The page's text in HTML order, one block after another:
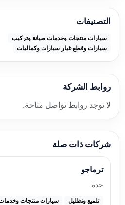
التصنيفات
سيارات منتجات وخدمات صيانة وتركيب
سيارات وقطع غيار سيارات وكماليات
روابط الشركة
لا توجد روابط تواصل متاحة.
شركات ذات صلة
ترماجو
جدة
تلميع وتظليل سيارات منتجات